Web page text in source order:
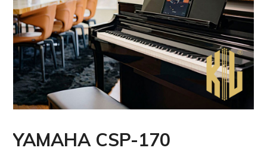
YAMAHA CSP-170